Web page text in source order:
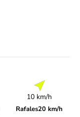
10 km/h
Rafales20 km/h